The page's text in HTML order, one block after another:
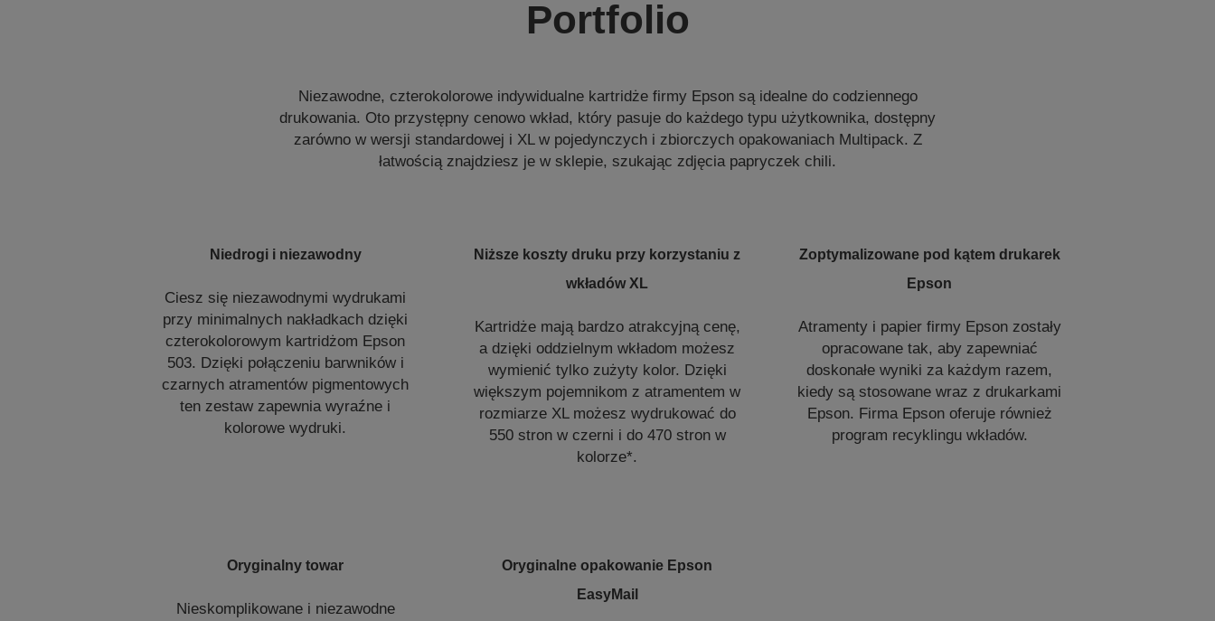
Portfolio
Niezawodne, czterokolorowe indywidualne kartridże firmy Epson są idealne do codziennego
drukowania. Oto przystępny cenowo wkład, który pasuje do każdego typu użytkownika, dostępny
zarówno w wersji standardowej i XL w pojedynczych i zbiorczych opakowaniach Multipack. Z
łatwością znajdziesz je w sklepie, szukając zdjęcia papryczek chili.
Niedrogi i niezawodny
Ciesz się niezawodnymi wydrukami
przy minimalnych nakładkach dzięki
czterokolorowym kartridżom Epson
503. Dzięki połączeniu barwników i
czarnych atramentów pigmentowych
ten zestaw zapewnia wyraźne i
kolorowe wydruki.
Niższe koszty druku przy korzystaniu z
wkładów XL
Kartridże mają bardzo atrakcyjną cenę,
a dzięki oddzielnym wkładom możesz
wymienić tylko zużyty kolor. Dzięki
większym pojemnikom z atramentem w
rozmiarze XL możesz wydrukować do
550 stron w czerni i do 470 stron w
kolorze*.
Zoptymalizowane pod kątem drukarek
Epson
Atramenty i papier firmy Epson zostały
opracowane tak, aby zapewniać
doskonałe wyniki za każdym razem,
kiedy są stosowane wraz z drukarkami
Epson. Firma Epson oferuje również
program recyklingu wkładów.
Oryginalny towar
Nieskomplikowane i niezawodne
Oryginalne opakowanie Epson
EasyMail